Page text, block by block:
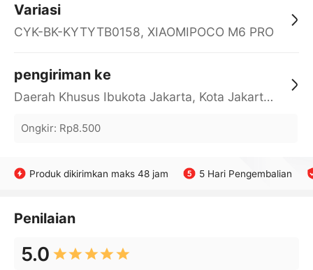
Variasi
CYK-BK-KYTYTB0158, XIAOMIPOCO M6 PRO
pengiriman ke
Daerah Khusus Ibukota Jakarta, Kota Jakarta Barat, Cengkareng, yy
Ongkir: Rp8.500
Produk dikirimkan maks 48 jam 5 Hari Pengembalian
Penilaian
5.0